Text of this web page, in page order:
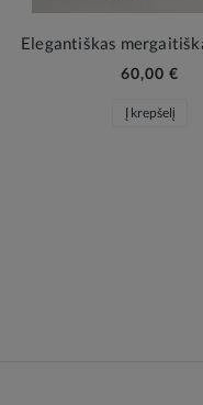
60,00 €
Į krepšelį